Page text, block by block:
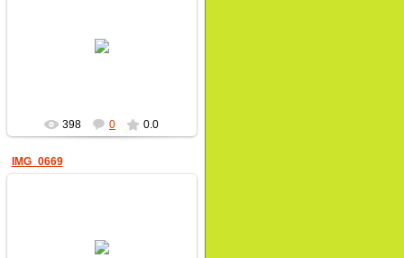
398 0 0.0
IMG_0669